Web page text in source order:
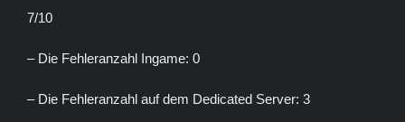
7/10
– Die Fehleranzahl Ingame: 0
– Die Fehleranzahl auf dem Dedicated Server: 3